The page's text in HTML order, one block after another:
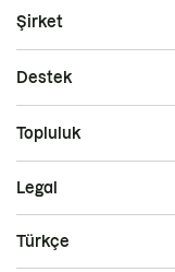
Şirket
Destek
Topluluk
Legal
Türkçe